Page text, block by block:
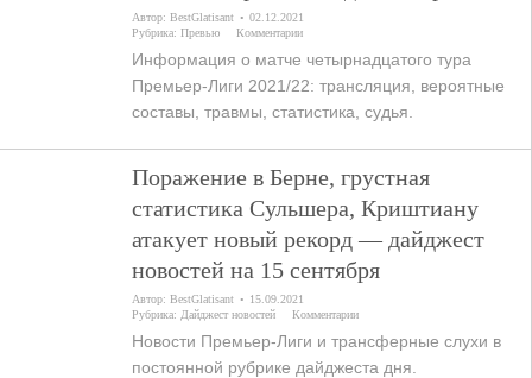
Автор:BestGlatisant
02.12.2021
Рубрика:Превью Комментарии
Информация о матче четырнадцатого тура
Премьер-Лиги 2021/22: трансляция, вероятные
составы, травмы, статистика, судья.
Поражение в Берне, грустная
статистика Сульшера, Криштиану
атакует новый рекорд — дайджест
новостей на 15 сентября
Автор:BestGlatisant
15.09.2021
Рубрика: Дайджест новостей Комментарии
Новости Премьер-Лиги и трансферные слухи в
постоянной рубрике дайджеста дня.